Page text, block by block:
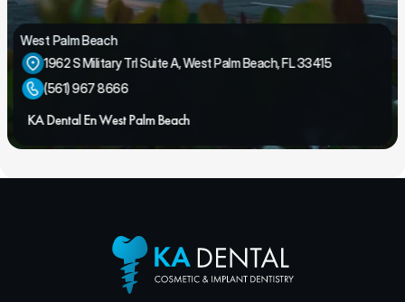
West Palm Beach
1962 S Military Trl Suite A, West Palm Beach, FL 33415
(561) 967 8666
KA Dental En West Palm Beach